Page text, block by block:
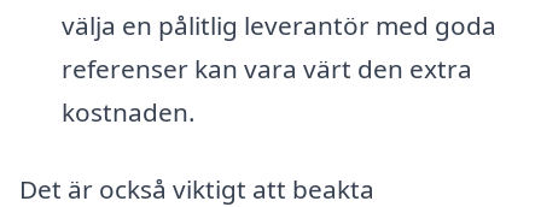
välja en pålitlig leverantör med goda
referenser kan vara värt den extra
kostnaden.
Det är också viktigt att beakta